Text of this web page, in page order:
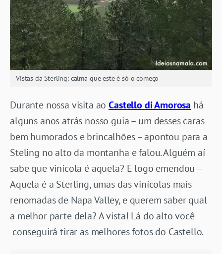
Vistas da Sterling: calma que este é só o começo
Durante nossa visita aoCastello di Amorosa há
alguns anos atrás nosso guia – um desses caras
bem humorados e brincalhões – apontou para a
Steling no alto da montanha e falou. Alguém aí
sabe que vinícola é aquela? E logo emendou –
Aquela é a Sterling, umas das vinícolas mais
renomadas de Napa Valley, e querem saber qual
a melhor parte dela? A vista! Lá do alto você
conseguirá tirar as melhores fotos do Castello.